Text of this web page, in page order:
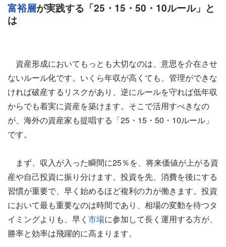
富裕層が実践する「25・15・50・10ルール」と
は
資産形成においてもっとも大切なのは、意思を介在させ
ないルール化です。いくら年収が高くても、管理ができな
ければ破産するリスクがあり、逆にルールを守れば低年収
からでも着実に資産を築けます。そこで活用すべきなの
が、海外の資産家も提唱する「25・15・50・10ルール」
です。
まず、収入が入った瞬間に25％を、将来価値が上がる資
産や自己投資に振り分けます。投資を先、消費を後にする
習慣が重要で、早く始めるほど複利の力が働きます。投資
において最も重要なのは時間であり、相場の変動を待つタ
イミングよりも、早く 市場に参加して長く運用する方が、
勝率と効率は飛躍的に高まります。